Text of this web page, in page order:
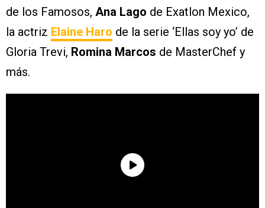
de los Famosos, Ana Lago de Exatlon Mexico,
la actriz Elaine Haro de la serie ‘Ellas soy yo’ de
Gloria Trevi, Romina Marcos de MasterChef y
más.